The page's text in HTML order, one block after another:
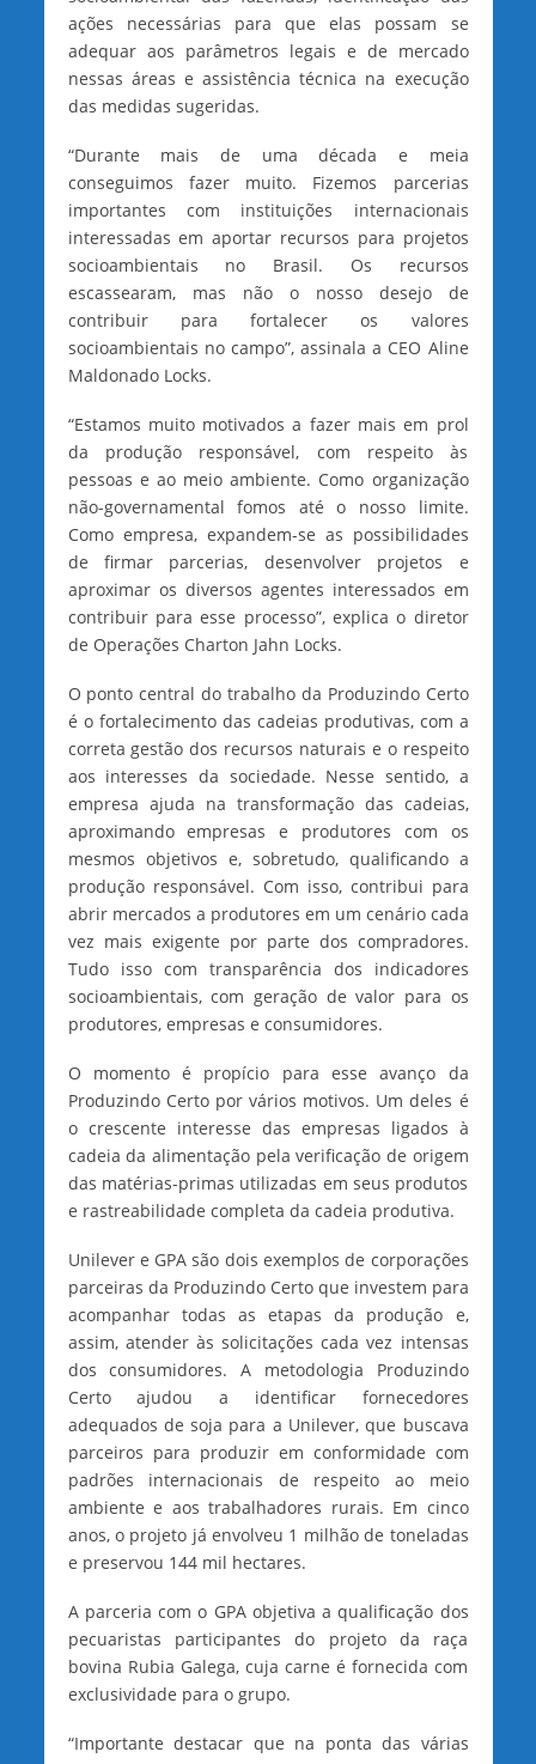
ações necessárias para que elas possam se
adequar aos parâmetros legais e de mercado
nessas áreas e assistência técnica na execução
das medidas sugeridas.
“Durante mais de uma década e meia
conseguimos fazer muito. Fizemos parcerias
importantes com instituições internacionais
interessadas em aportar recursos para projetos
socioambientais no Brasil. Os recursos
escassearam, mas não o nosso desejo de
contribuir para fortalecer os valores
socioambientais no campo”, assinala a CEO Aline
Maldonado Locks.
“Estamos muito motivados a fazer mais em prol
da produção responsável, com respeito às
pessoas e ao meio ambiente. Como organização
não-governamental fomos até o nosso limite.
Como empresa, expandem-se as possibilidades
de firmar parcerias, desenvolver projetos e
aproximar os diversos agentes interessados em
contribuir para esse processo”, explica o diretor
de Operações Charton Jahn Locks.
O ponto central do trabalho da Produzindo Certo
é o fortalecimento das cadeias produtivas, com a
correta gestão dos recursos naturais e o respeito
aos interesses da sociedade. Nesse sentido, a
empresa ajuda na transformação das cadeias,
aproximando empresas e produtores com os
mesmos objetivos e, sobretudo, qualificando a
produção responsável. Com isso, contribui para
abrir mercados a produtores em um cenário cada
vez mais exigente por parte dos compradores.
Tudo isso com transparência dos indicadores
socioambientais, com geração de valor para os
produtores, empresas e consumidores.
O momento é propício para esse avanço da
Produzindo Certo por vários motivos. Um deles é
o crescente interesse das empresas ligados à
cadeia da alimentação pela verificação de origem
das matérias-primas utilizadas em seus produtos
e rastreabilidade completa da cadeia produtiva.
Unilever e GPA são dois exemplos de corporações
parceiras da Produzindo Certo que investem para
acompanhar todas as etapas da produção e,
assim, atender às solicitações cada vez intensas
dos consumidores. A metodologia Produzindo
Certo ajudou a identificar fornecedores
adequados de soja para a Unilever, que buscava
parceiros para produzir em conformidade com
padrões internacionais de respeito ao meio
ambiente e aos trabalhadores rurais. Em cinco
anos, o projeto já envolveu 1 milhão de toneladas
e preservou 144 mil hectares.
A parceria com o GPA objetiva a qualificação dos
pecuaristas participantes do projeto da raça
bovina Rubia Galega, cuja carne é fornecida com
exclusividade para o grupo.
“Importante destacar que na ponta das várias